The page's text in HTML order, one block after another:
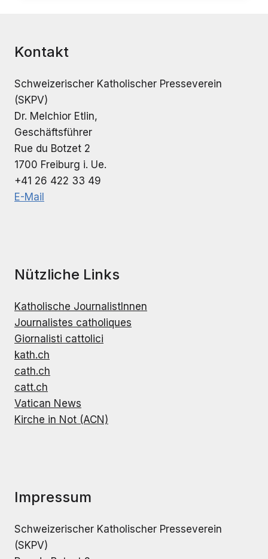
Kontakt
Schweizerischer Katholischer Presseverein
(SKPV)
Dr. Melchior Etlin,
Geschäftsführer
Rue du Botzet 2
1700 Freiburg i. Ue.
+41 26 422 33 49
E-Mail
Nützliche Links
Katholische JournalistInnen
Journalistes catholiques
Giornalisti cattolici
kath.ch
cath.ch
catt.ch
Vatican News
Kirche in Not (ACN)
Impressum
Schweizerischer Katholischer Presseverein
(SKPV)